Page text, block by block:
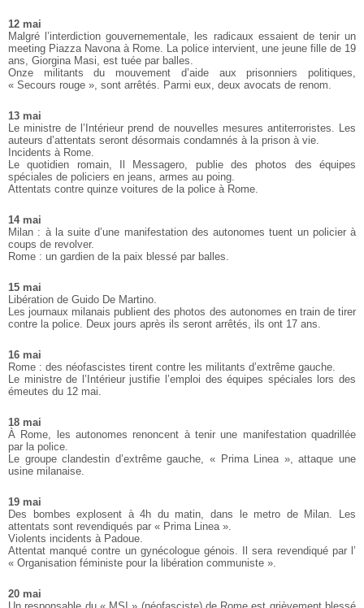
12 mai
Malgré l’interdiction gouvernementale, les radicaux essaient de tenir un
meeting Piazza Navona à Rome. La police intervient, une jeune fille de 19
ans, Giorgina Masi, est tuée par balles.
Onze militants du mouvement d’aide aux prisonniers politiques,
« Secours rouge », sont arrêtés. Parmi eux, deux avocats de renom.
13 mai
Le ministre de l’Intérieur prend de nouvelles mesures antiterroristes. Les
auteurs d’attentats seront désormais condamnés à la prison à vie.
Incidents à Rome.
Le quotidien romain, Il Messagero, publie des photos des équipes
spéciales de policiers en jeans, armes au poing.
Attentats contre quinze voitures de la police à Rome.
14 mai
Milan : à la suite d’une manifestation des autonomes tuent un policier à
coups de revolver.
Rome : un gardien de la paix blessé par balles.
15 mai
Libération de Guido De Martino.
Les journaux milanais publient des photos des autonomes en train de tirer
contre la police. Deux jours après ils seront arrêtés, ils ont 17 ans.
16 mai
Rome : des néofascistes tirent contre les militants d’extrême gauche.
Le ministre de l’Intérieur justifie l’emploi des équipes spéciales lors des
émeutes du 12 mai.
18 mai
À Rome, les autonomes renoncent à tenir une manifestation quadrillée
par la police.
Le groupe clandestin d’extrême gauche, « Prima Linea », attaque une
usine milanaise.
19 mai
Des bombes explosent à 4h du matin, dans le metro de Milan. Les
attentats sont revendiqués par « Prima Linea ».
Violents incidents à Padoue.
Attentat manqué contre un gynécologue génois. Il sera revendiqué par l’
« Organisation féministe pour la libération communiste ».
20 mai